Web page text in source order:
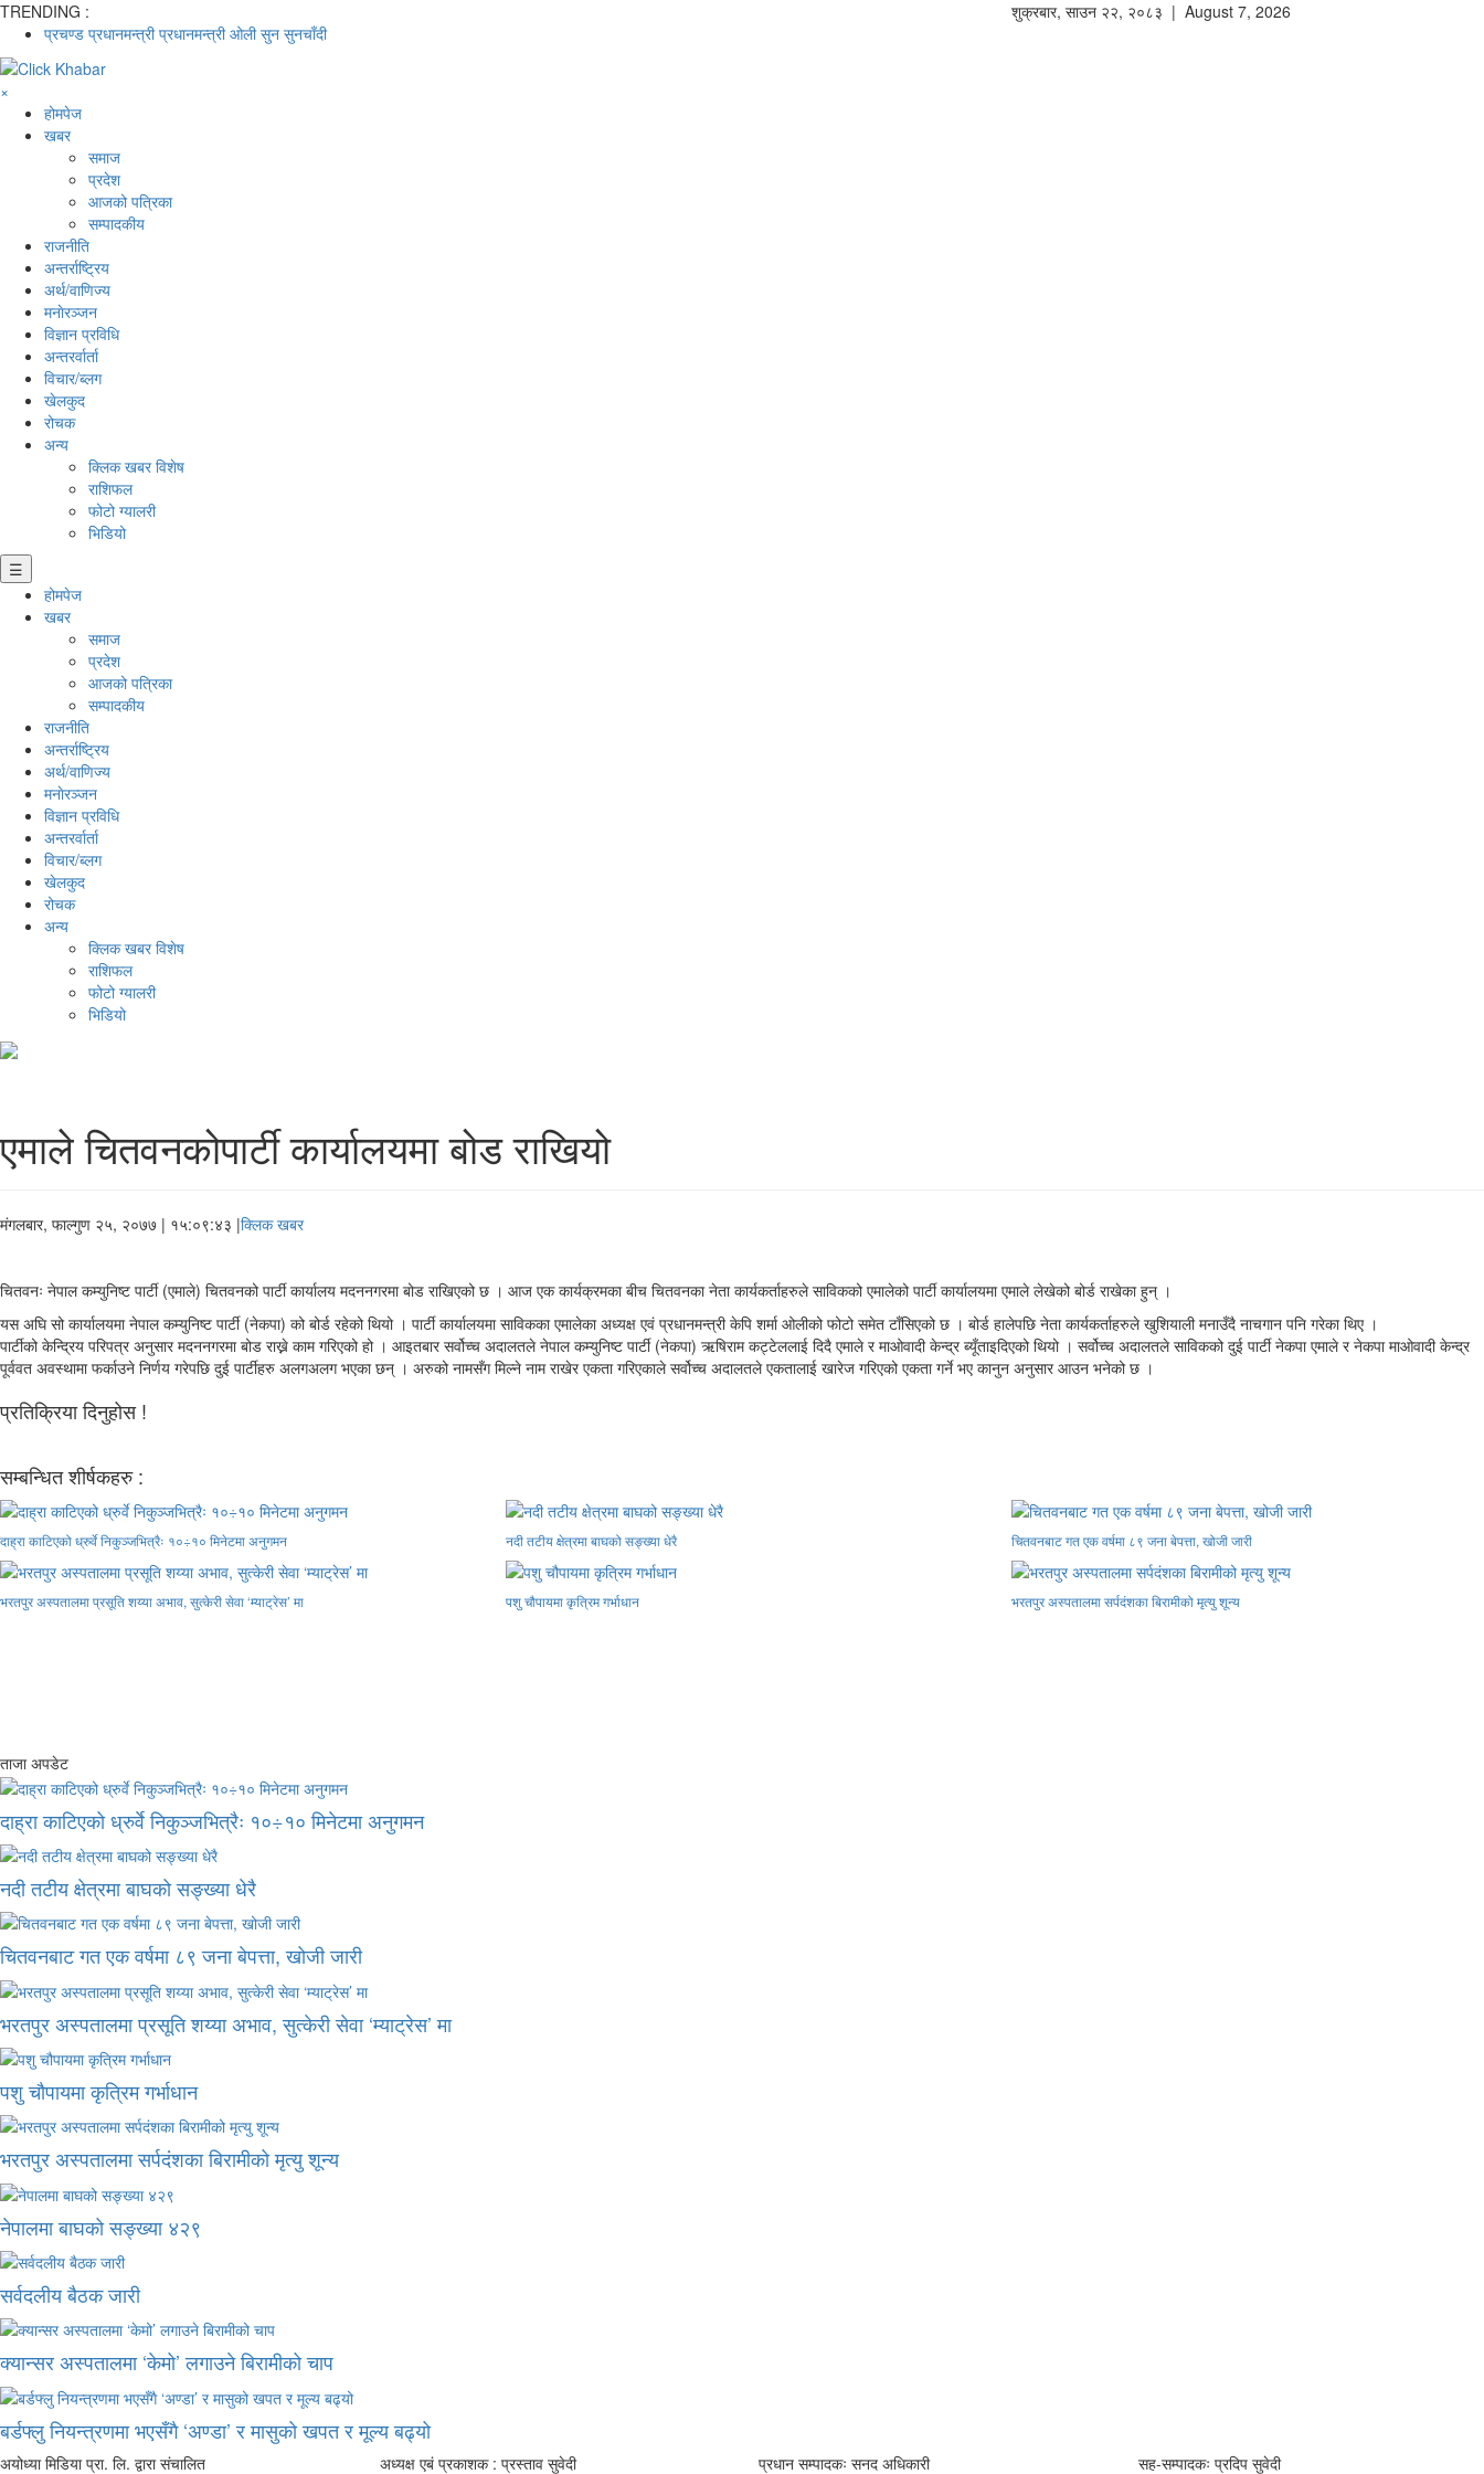
TRENDING :
प्रचण्ड प्रधानमन्त्री प्रधानमन्त्री ओली सुन सुनचाँदी
शुक्रबार, साउन २२, २०८३ | August 7, 2026
×
होमपेज
खबर
समाज
प्रदेश
आजको पत्रिका
सम्पादकीय
राजनीति
अन्तर्राष्ट्रिय
अर्थ/वाणिज्य
मनाेरञ्जन
विज्ञान प्रविधि
अन्तरर्वार्ता
विचार/ब्लग
खेलकुद
रोचक
अन्य
क्लिक खबर विशेष
राशिफल
फोटो ग्यालरी
भिडियो
☰
होमपेज
खबर
समाज
प्रदेश
आजको पत्रिका
सम्पादकीय
राजनीति
अन्तर्राष्ट्रिय
अर्थ/वाणिज्य
मनाेरञ्जन
विज्ञान प्रविधि
अन्तरर्वार्ता
विचार/ब्लग
खेलकुद
रोचक
अन्य
क्लिक खबर विशेष
राशिफल
फोटो ग्यालरी
भिडियो
एमाले चितवनकोपार्टी कार्यालयमा बोड राखियो
मंगलबार, फाल्गुण २५, २०७७ | १५:०९:४३ |क्लिक खबर
चितवनः नेपाल कम्युनिष्ट पार्टी (एमाले) चितवनको पार्टी कार्यालय मदननगरमा बोड राखिएको छ । आज एक कार्यक्रमका बीच चितवनका नेता कार्यकर्ताहरुले साविकको एमालेको पार्टी कार्यालयमा एमाले लेखेको बोर्ड राखेका हुन् ।
यस अघि सो कार्यालयमा नेपाल कम्युनिष्ट पार्टी (नेकपा) को बोर्ड रहेको थियो । पार्टी कार्यालयमा साविकका एमालेका अध्यक्ष एवं प्रधानमन्त्री केपि शर्मा ओलीको फोटो समेत टाँसिएको छ । बोर्ड हालेपछि नेता कार्यकर्ताहरुले खुशियाली मनाउँदै नाचगान पनि गरेका थिए ।
पार्टीको केन्द्रिय परिपत्र अनुसार मदननगरमा बोड राख्ने काम गरिएको हो । आइतबार सर्वोच्च अदालतले नेपाल कम्युनिष्ट पार्टी (नेकपा) ऋषिराम कट्टेललाई दिदै एमाले र माओवादी केन्द्र ब्यूँताइदिएको थियो । सर्वोच्च अदालतले साविकको दुई पार्टी नेकपा एमाले र नेकपा माओवादी केन्द्र
पूर्ववत अवस्थामा फर्काउने निर्णय गरेपछि दुई पार्टीहरु अलगअलग भएका छन् । अरुको नामसँग मिल्ने नाम राखेर एकता गरिएकाले सर्वोच्च अदालतले एकतालाई खारेज गरिएको एकता गर्ने भए कानुन अनुसार आउन भनेको छ ।
प्रतिक्रिया दिनुहोस !
सम्बन्धित शीर्षकहरु :
दाह्रा काटिएको ध्रुर्वे निकुञ्जभित्रैः १०÷१० मिनेटमा अनुगमन नदी तटीय क्षेत्रमा बाघको सङ्ख्या धेरै चितवनबाट गत एक वर्षमा ८९ जना बेपत्ता, खोजी जारी
भरतपुर अस्पतालमा प्रसूति शय्या अभाव, सुत्केरी सेवा ‘म्याट्रेस’ मा पशु चौपायमा कृत्रिम गर्भाधान भरतपुर अस्पतालमा सर्पदंशका बिरामीको मृत्यु शून्य
ताजा अपडेट
दाह्रा काटिएको ध्रुर्वे निकुञ्जभित्रैः १०÷१० मिनेटमा अनुगमन
नदी तटीय क्षेत्रमा बाघको सङ्ख्या धेरै
चितवनबाट गत एक वर्षमा ८९ जना बेपत्ता, खोजी जारी
भरतपुर अस्पतालमा प्रसूति शय्या अभाव, सुत्केरी सेवा ‘म्याट्रेस’ मा
पशु चौपायमा कृत्रिम गर्भाधान
भरतपुर अस्पतालमा सर्पदंशका बिरामीको मृत्यु शून्य
नेपालमा बाघको सङ्ख्या ४२९
सर्वदलीय बैठक जारी
क्यान्सर अस्पतालमा ‘केमो’ लगाउने बिरामीको चाप
बर्डफ्लु नियन्त्रणमा भएसँगै ‘अण्डा’ र मासुको खपत र मूल्य बढ्यो
अयोध्या मिडिया प्रा. लि. द्वारा संचालित
अध्यक्ष एबं प्रकाशक : प्रस्ताव सुवेदी
प्रधान सम्पादकः सनद अधिकारी
सह-सम्पादकः प्रदिप सुवेदी